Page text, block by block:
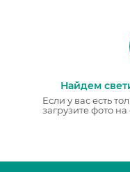
Найдем
Если у вас есть
загрузите фото